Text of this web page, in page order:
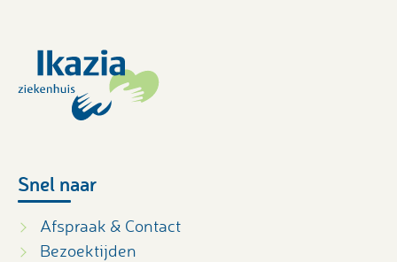
Snel naar
Afspraak & Contact
Bezoektijden